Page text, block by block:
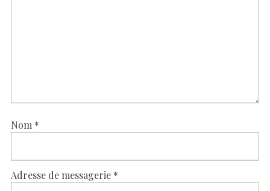
Nom *
Adresse de messagerie *